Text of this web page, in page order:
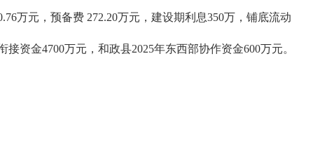
万元，预备费 272.20万元，建设期利息350万，铺底流动
资金4700万元，和政县2025年东西部协作资金600万元。